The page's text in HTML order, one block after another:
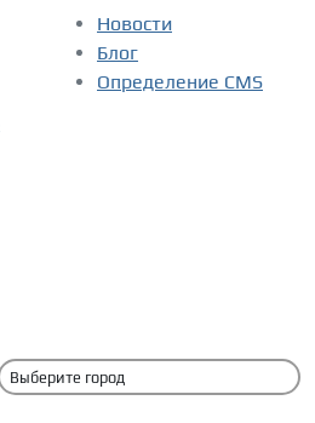
Новости
Блог
Определение CMS